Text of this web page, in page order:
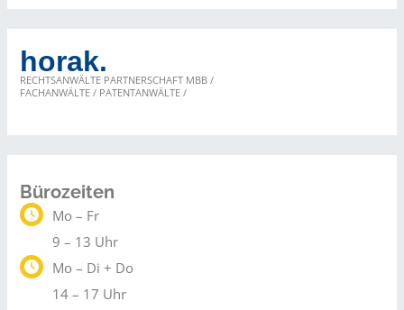
und
Marktplatz)
horak.
RECHTSANWÄLTE PARTNERSCHAFT MBB /
FACHANWÄLTE / PATENTANWÄLTE /
Bürozeiten
Mo – Fr
9 – 13 Uhr
Mo – Di + Do
14 – 17 Uhr